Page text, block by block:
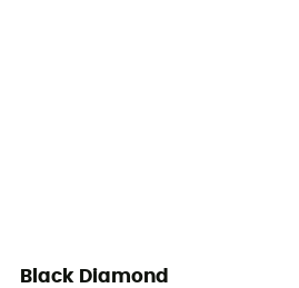
Black Diamond